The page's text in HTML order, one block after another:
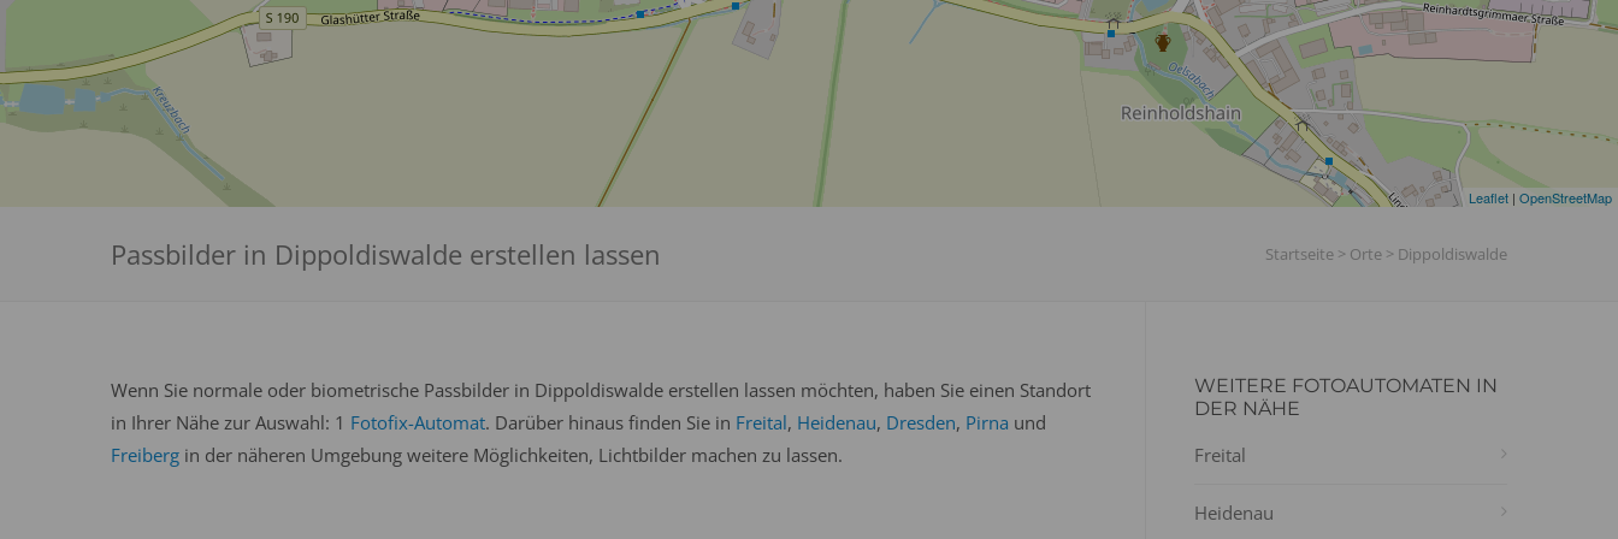
Leaflet | OpenStreetMap
Passbilder in Dippoldiswalde erstellen lassen Startseite > Orte > Dippoldiswalde
Wenn Sie normale oder biometrische Passbilder in Dippoldiswalde erstellen lassen möchten, haben Sie einen Standort
in Ihrer Nähe zur Auswahl: 1 Fotofix-Automat. Darüber hinaus finden Sie in Freital, Heidenau, Dresden, Pirna und
Freiberg in der näheren Umgebung weitere Möglichkeiten, Lichtbilder machen zu lassen.
WEITERE FOTOAUTOMATEN IN
DER NÄHE
Freital
Heidenau